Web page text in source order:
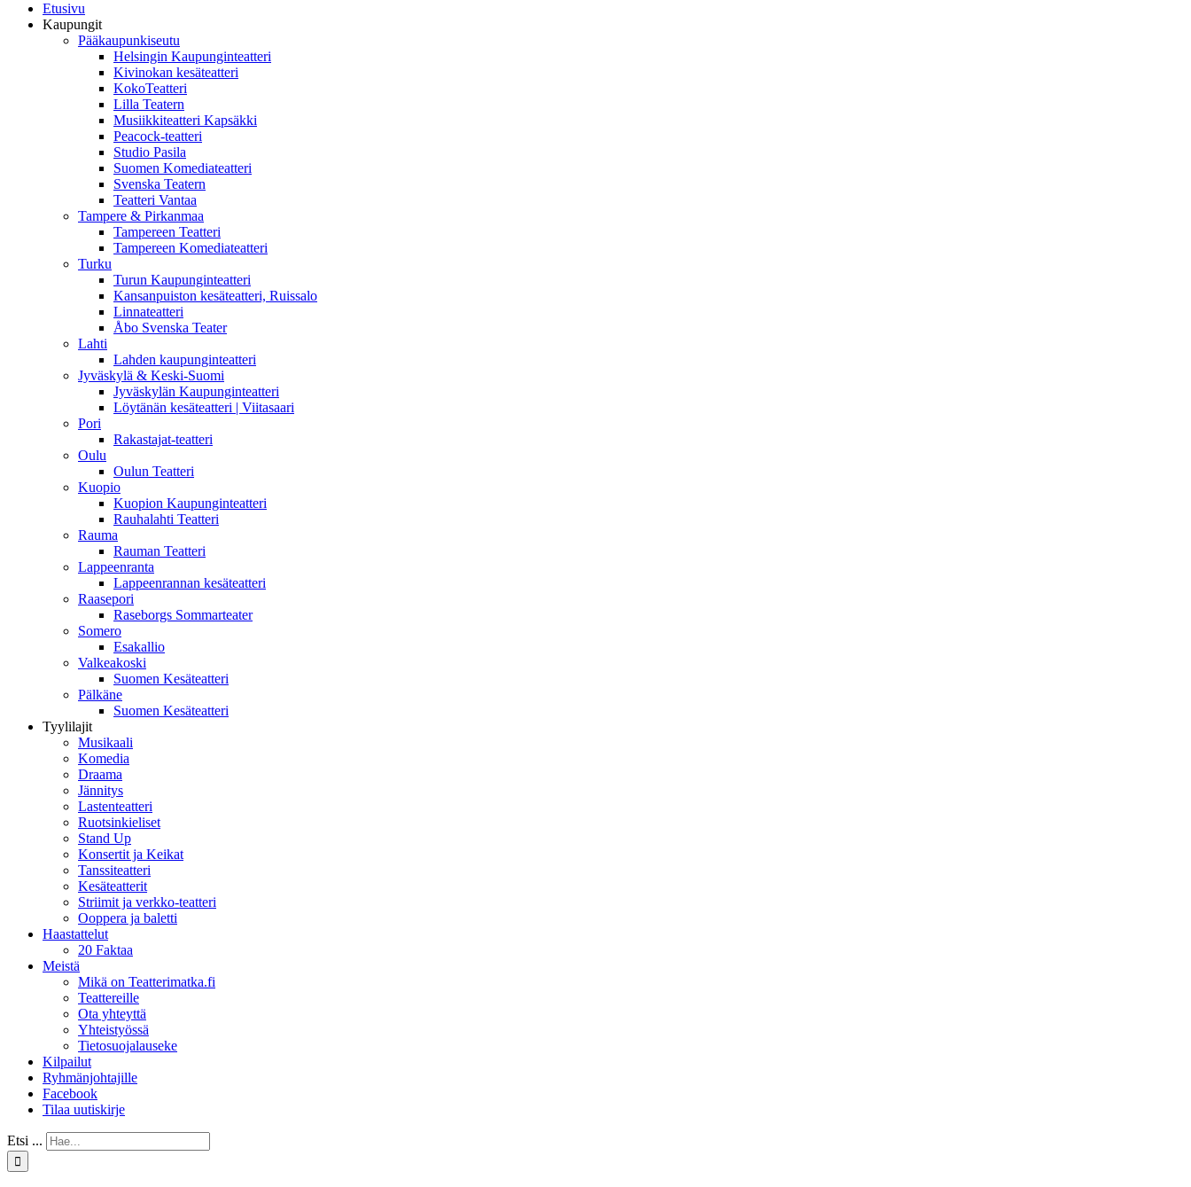
Etusivu
Kaupungit
Pääkaupunkiseutu
Helsingin Kaupunginteatteri
Kivinokan kesäteatteri
KokoTeatteri
Lilla Teatern
Musiikkiteatteri Kapsäkki
Peacock-teatteri
Studio Pasila
Suomen Komediateatteri
Svenska Teatern
Teatteri Vantaa
Tampere & Pirkanmaa
Tampereen Teatteri
Tampereen Komediateatteri
Turku
Turun Kaupunginteatteri
Kansanpuiston kesäteatteri, Ruissalo
Linnateatteri
Åbo Svenska Teater
Lahti
Lahden kaupunginteatteri
Jyväskylä & Keski-Suomi
Jyväskylän Kaupunginteatteri
Löytänän kesäteatteri | Viitasaari
Pori
Rakastajat-teatteri
Oulu
Oulun Teatteri
Kuopio
Kuopion Kaupunginteatteri
Rauhalahti Teatteri
Rauma
Rauman Teatteri
Lappeenranta
Lappeenrannan kesäteatteri
Raasepori
Raseborgs Sommarteater
Somero
Esakallio
Valkeakoski
Suomen Kesäteatteri
Pälkäne
Suomen Kesäteatteri
Tyylilajit
Musikaali
Komedia
Draama
Jännitys
Lastenteatteri
Ruotsinkieliset
Stand Up
Konsertit ja Keikat
Tanssiteatteri
Kesäteatterit
Striimit ja verkko-teatteri
Ooppera ja baletti
Haastattelut
20 Faktaa
Meistä
Mikä on Teatterimatka.fi
Teattereille
Ota yhteyttä
Yhteistyössä
Tietosuojalauseke
Kilpailut
Ryhmänjohtajille
Facebook
Tilaa uutiskirje
Etsi ...